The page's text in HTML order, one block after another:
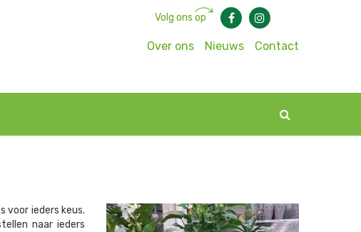
Volg ons op
Over ons Nieuws Contact
voor ieders keus.
naar ieders